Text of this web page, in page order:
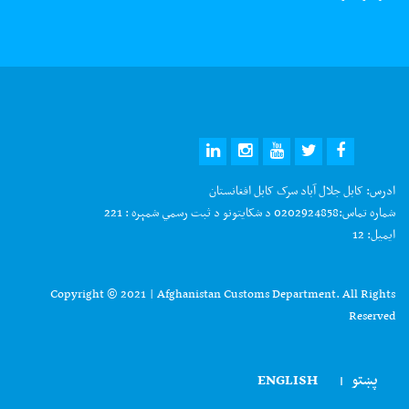
ادرس:کابل جلال آباد سرک کابل افغانستان
شماره تماس:0202924858 د شکایتونو د ثبت رسمي شمېره : 221
ایمیل:
Copyright © 2021 | Afghanistan Customs Department. All Rights
Reserved
پښتو |
ENGLISH